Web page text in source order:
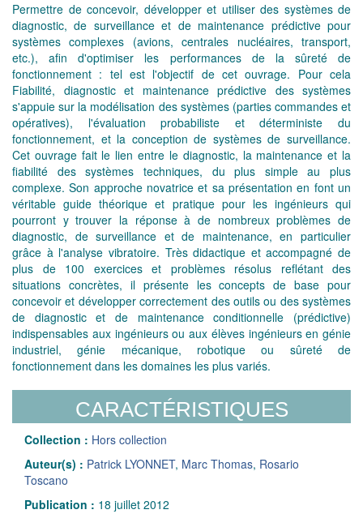
Permettre de concevoir, développer et utiliser des systèmes de
diagnostic, de surveillance et de maintenance prédictive pour
systèmes complexes (avions, centrales nucléaires, transport,
etc.), afin d'optimiser les performances de la sûreté de
fonctionnement : tel est l'objectif de cet ouvrage. Pour cela
Fiabilité, diagnostic et maintenance prédictive des systèmes
s'appuie sur la modélisation des systèmes (parties commandes et
opératives), l'évaluation probabiliste et déterministe du
fonctionnement, et la conception de systèmes de surveillance.
Cet ouvrage fait le lien entre le diagnostic, la maintenance et la
fiabilité des systèmes techniques, du plus simple au plus
complexe. Son approche novatrice et sa présentation en font un
véritable guide théorique et pratique pour les ingénieurs qui
pourront y trouver la réponse à de nombreux problèmes de
diagnostic, de surveillance et de maintenance, en particulier
grâce à l'analyse vibratoire. Très didactique et accompagné de
plus de 100 exercices et problèmes résolus reflétant des
situations concrètes, il présente les concepts de base pour
concevoir et développer correctement des outils ou des systèmes
de diagnostic et de maintenance conditionnelle (prédictive)
indispensables aux ingénieurs ou aux élèves ingénieurs en génie
industriel, génie mécanique, robotique ou sûreté de
fonctionnement dans les domaines les plus variés.
CARACTÉRISTIQUES
Collection : Hors collection
Auteur(s) : Patrick LYONNET, Marc Thomas, Rosario
Toscano
Publication : 18 juillet 2012